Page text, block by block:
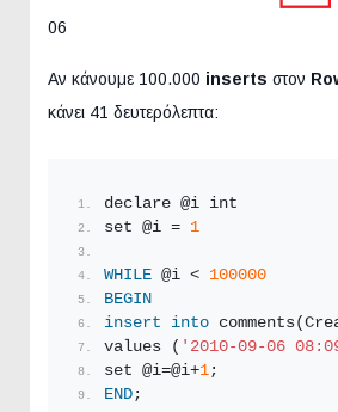
06
Αν κάνουμε 100.000 inserts στον
κάνει 41 δευτερόλεπτα:
declare @i int
set @i = 1
WHILE @i < 100000
BEGIN
insert
into
values ( '2010-09-06
set @i=@i+1 ;
END ;